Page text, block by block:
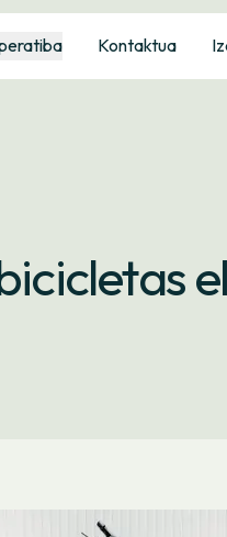
Kontaktua